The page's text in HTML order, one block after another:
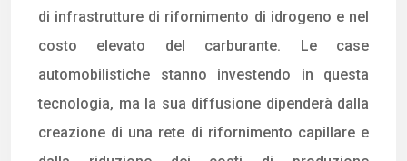
di infrastrutture di rifornimento di idrogeno e nel
costo elevato del carburante. Le case
automobilistiche stanno investendo in questa
tecnologia, ma la sua diffusione dipenderà dalla
creazione di una rete di rifornimento capillare e